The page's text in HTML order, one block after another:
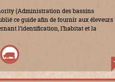
(Administration des bassins
ce guide afin de fournir aux éleveurs
l’identification, l’habitat et la